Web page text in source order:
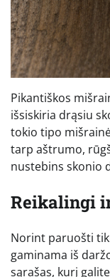
Pikantiškos
išsiskiria drąsiu
tokio tipo
tarp aštrumo,
nustebins skonio
Reikalingi
Norint paruošti
gaminama iš
sąrašas, kurį